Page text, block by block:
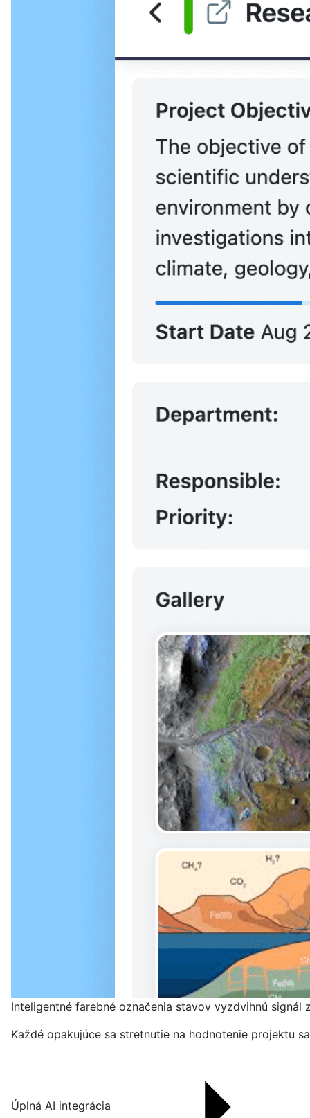
Inteligentné farebné označenia stavov vyzdvihnú
Každé opakujúce sa stretnutie na hodnotenie projektu
Úplná AI integrácia